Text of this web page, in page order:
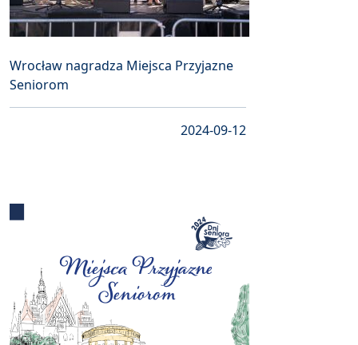
Wrocław nagradza Miejsca Przyjazne
Seniorom
2024-09-12